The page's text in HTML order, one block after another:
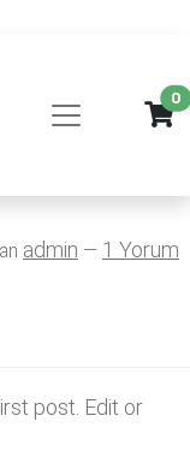
0
admin — 1 Yorum
post. Edit or